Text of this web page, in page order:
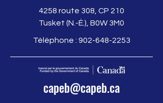
4258 route 308, CP 210
Tusket (N.-É.), B0W 3M0
Téléphone : 902-648-2253
capeb@capeb.ca